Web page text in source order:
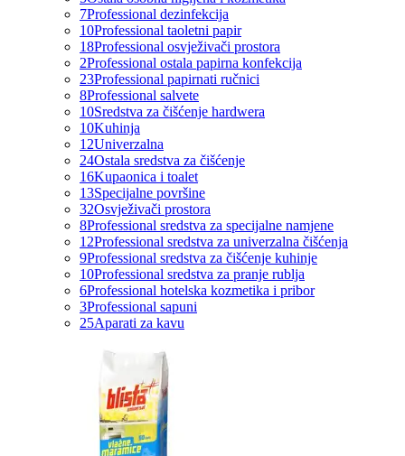
7Professional dezinfekcija
10Professional taoletni papir
18Professional osvježivači prostora
2Professional ostala papirna konfekcija
23Professional papirnati ručnici
8Professional salvete
10Sredstva za čišćenje hardwera
10Kuhinja
12Univerzalna
24Ostala sredstva za čišćenje
16Kupaonica i toalet
13Specijalne površine
32Osvježivači prostora
8Professional sredstva za specijalne namjene
12Professional sredstva za univerzalna čišćenja
9Professional sredstva za čišćenje kuhinje
10Professional sredstva za pranje rublja
6Professional hotelska kozmetika i pribor
3Professional sapuni
25Aparati za kavu